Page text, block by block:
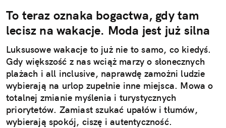
To teraz oznaka bogactwa, gdy tam
lecisz na wakacje. Moda jest już silna
Luksusowe wakacje to już nie to samo, co kiedyś.
Gdy większość z nas wciąż marzy o słonecznych
plażach i all inclusive, naprawdę zamożni ludzie
wybierają na urlop zupełnie inne miejsca. Mowa o
totalnej zmianie myślenia i turystycznych
priorytetów. Zamiast szukać upałów i tłumów,
wybierają spokój, ciszę i autentyczność.